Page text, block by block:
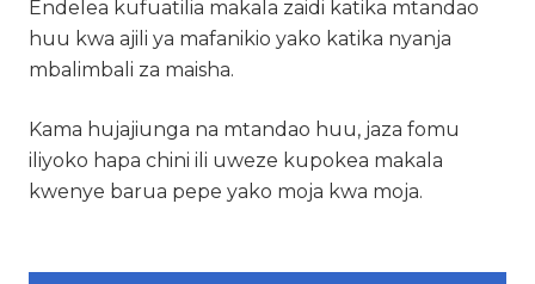
Endelea kufuatilia makala zaidi katika mtandao
huu kwa ajili ya mafanikio yako katika nyanja
mbalimbali za maisha.
Kama hujajiunga na mtandao huu, jaza fomu
iliyoko hapa chini ili uweze kupokea makala
kwenye barua pepe yako moja kwa moja.